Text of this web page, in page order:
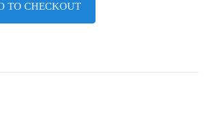
TO CHECKOUT